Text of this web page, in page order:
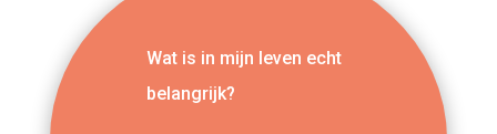
Wat is in mijn leven echt
belangrijk?